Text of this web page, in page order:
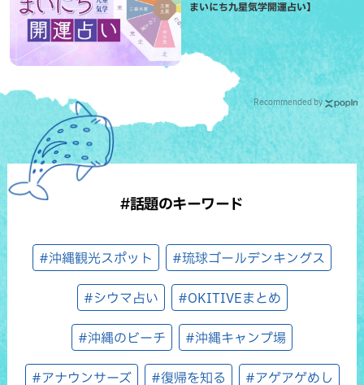
まいにち九星気学開運占い】
Recommended by
#話題のキーワード
#沖縄観光スポット #琉球ゴールデンキングス
#シウマ占い #OKITIVEまとめ
#沖縄のビーチ #沖縄キャンプ場
#アナウンサーズ #復帰を知る #アゲアゲめし